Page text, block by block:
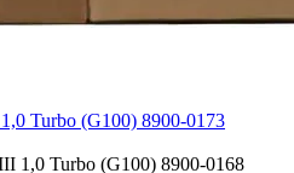
Turbo (G100) 8900-0173